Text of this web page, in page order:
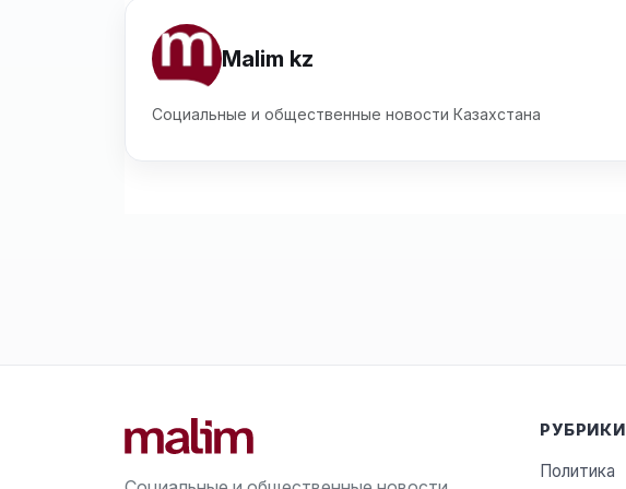
Malim kz
Социальные и общественные новости Казахстана
РУБРИКИ
Политика